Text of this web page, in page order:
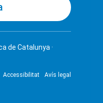
de Catalunya ·
Accessibilitat Avís legal